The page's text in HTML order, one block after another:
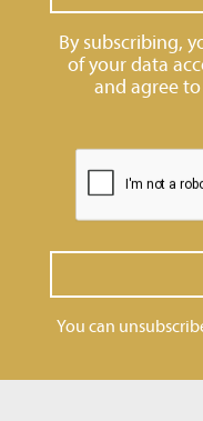
By subscribing,
of your data
and agree
You can